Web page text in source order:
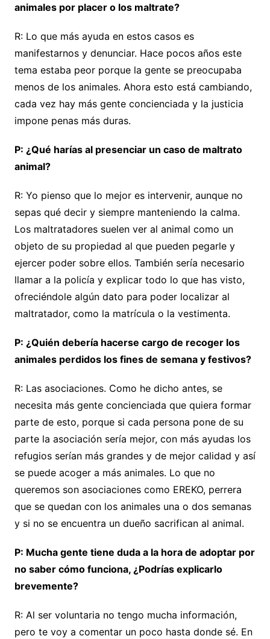
animales por placer o los maltrate?
R: Lo que más ayuda en estos casos es
manifestarnos y denunciar. Hace pocos años este
tema estaba peor porque la gente se preocupaba
menos de los animales. Ahora esto está cambiando,
cada vez hay más gente concienciada y la justicia
impone penas más duras.
P: ¿Qué harías al presenciar un caso de maltrato
animal?
R: Yo pienso que lo mejor es intervenir, aunque no
sepas qué decir y siempre manteniendo la calma.
Los maltratadores suelen ver al animal como un
objeto de su propiedad al que pueden pegarle y
ejercer poder sobre ellos. También sería necesario
llamar a la policía y explicar todo lo que has visto,
ofreciéndole algún dato para poder localizar al
maltratador, como la matrícula o la vestimenta.
P: ¿Quién debería hacerse cargo de recoger los
animales perdidos los fines de semana y festivos?
R: Las asociaciones. Como he dicho antes, se
necesita más gente concienciada que quiera formar
parte de esto, porque si cada persona pone de su
parte la asociación sería mejor, con más ayudas los
refugios serían más grandes y de mejor calidad y así
se puede acoger a más animales. Lo que no
queremos son asociaciones como EREKO, perrera
que se quedan con los animales una o dos semanas
y si no se encuentra un dueño sacrifican al animal.
P: Mucha gente tiene duda a la hora de adoptar por
no saber cómo funciona, ¿Podrías explicarlo
brevemente?
R: Al ser voluntaria no tengo mucha información,
pero te voy a comentar un poco hasta donde sé. En